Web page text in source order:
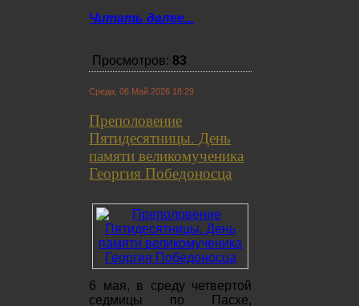
Читать далее...
Просмотров: 83
Среда, 06 Май 2026 18:29
Преполовение
Пятидесятницы. День
памяти великомученика
Георгия Победоносца
6 мая, в среду четвертой
седмицы по Пасхе,